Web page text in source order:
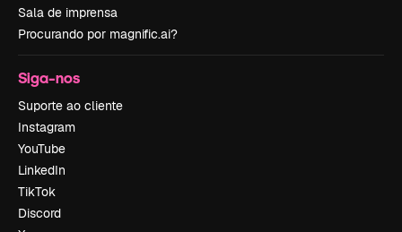
Sala de imprensa
Procurando por magnific.ai?
Siga-nos
Suporte ao cliente
Instagram
YouTube
LinkedIn
TikTok
Discord